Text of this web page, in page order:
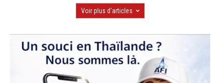
Voir plus d'articles